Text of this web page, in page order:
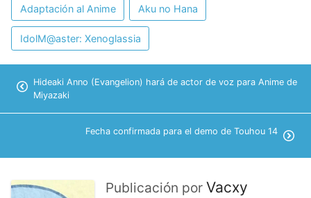
Adaptación al Anime Aku no Hana
IdolM@aster: Xenoglassia
Hideaki Anno (Evangelion) hará de actor de voz para Anime de
Miyazaki
Fecha confirmada para el demo de Touhou 14
Publicación por Vacxy